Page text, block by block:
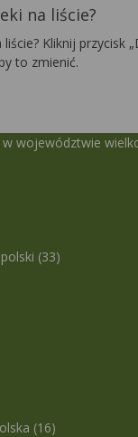
na liście?
liście? Kliknij przycisk
to zmienić.
w województwie
(33)
(16)